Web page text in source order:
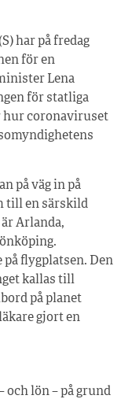
har på fredag
för en
Lena
för statliga
hur coronaviruset
på väg in på
till en särskild
Arlanda,
på flygplatsen. Den
kallas till
på planet
gjort en
lön – på grund